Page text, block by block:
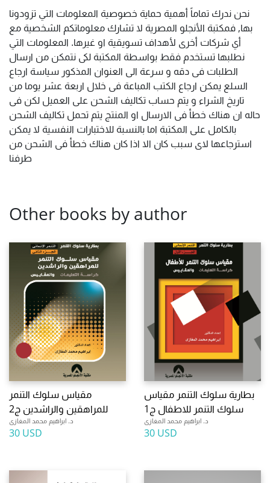
نحن ندرك تماماً أهمية حماية خصوصية المعلومات التي تزودونا
بها, فمكتبة الأنجلو المصرية لا تشارك معلوماتكم الشخصية مع
أي شركات أخرى لأهداف تسويقية او غيرها. المعلومات التي
نطلبها تستخدم فقط بواسطة المكتبة لكى نتمكن من ارسال
الطلبات فى دقه و سرعة الى العنوان المذكور سياسة ارجاع
السلع يمكن ارجاع الكتب المباعة فى خلال اربعة عشر يوما من
تاريخ الشراء و يتم حساب تكاليف الشحن على العميل لكن فى
حاله ان هناك خطأ فى الارسال او المنتج يتم تحمل تكاليف الشحن
بالكامل على المكتبة اما بالنسبة للاختبارات النفسية لا يمكن
استرجاعها لاى سبب كان الا اذا كان هناك خطأ فى الشحن من
طرفنا
Other books by author
مقياس سلوك التنمر
للمراهقين والراشدين ج2
د. ابراهيم محمد المغازى
30 USD
بطارية سلوك التنمر مقياس
سلوك التنمر للاطفال ج1
د. ابراهيم محمد المغازى
30 USD